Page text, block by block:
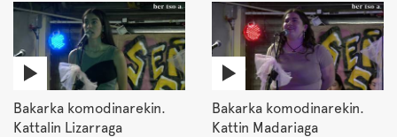
Bakarka komodinarekin.
Kattalin Lizarraga
Bakarka komodinarekin.
Kattin Madariaga